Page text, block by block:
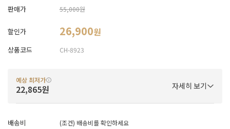
판매가 55,000원
할인가 26,900원
상품코드 CH-8923
예상 최저가
22,865원 자세히 보기
배송비 (조건) 배송비를 확인하세요